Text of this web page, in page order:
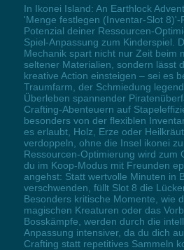
In Ikonei Island: An Earthlock
'Menge festlegen (Inventar-Slot 8)'-
Potenzial deiner Ressourcen-
Spiel-Anpassung zum Kinderspiel.
Mechanik spart nicht nur Zeit beim
seltener Materialien, sondern lässt
kreative Action einsteigen – sei es
Traumfarm, der Schmiedung
Überleben spannender
Crafting-Abenteuern auf
besonders von der flexiblen
es erlaubt, Holz, Erze oder
verdoppeln, ohne die Insel ikonei
Ressourcen-Optimierung wird zum
du im Koop-Modus mit Freunden
angehst: Statt wertvolle Minuten in
verschwenden, füllt Slot 8 die
Besonders kritische Momente, wie
magischen Kreaturen oder das
Bosskämpfe, werden durch die
Anpassung intensiver, da du dich
Crafting statt repetitives Sammeln